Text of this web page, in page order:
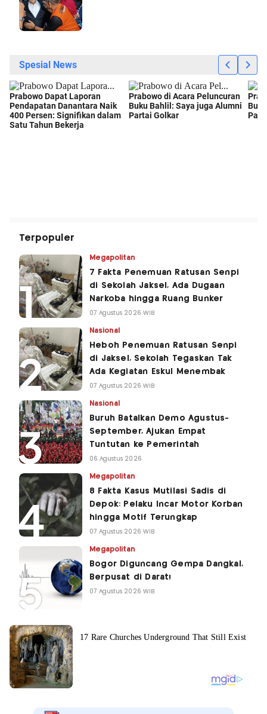
Terpopuler
Megapolitan
7 Fakta Penemuan Ratusan Senpi
di Sekolah Jaksel, Ada Dugaan
Narkoba hingga Ruang Bunker
07 Agustus 2026 WIB
Nasional
Heboh Penemuan Ratusan Senpi
di Jaksel, Sekolah Tegaskan Tak
Ada Kegiatan Eskul Menembak
07 Agustus 2026 WIB
Nasional
Buruh Batalkan Demo Agustus-
September, Ajukan Empat
Tuntutan ke Pemerintah
06 Agustus 2026
Megapolitan
8 Fakta Kasus Mutilasi Sadis di
Depok: Pelaku Incar Motor Korban
hingga Motif Terungkap
07 Agustus 2026 WIB
Megapolitan
Bogor Diguncang Gempa Dangkal,
Berpusat di Darat!
07 Agustus 2026 WIB